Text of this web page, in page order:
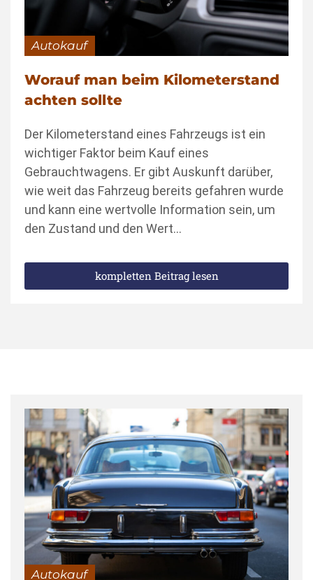
Autokauf
Worauf man beim Kilometerstand
achten sollte
Der Kilometerstand eines Fahrzeugs ist ein
wichtiger Faktor beim Kauf eines
Gebrauchtwagens. Er gibt Auskunft darüber,
wie weit das Fahrzeug bereits gefahren wurde
und kann eine wertvolle Information sein, um
den Zustand und den Wert…
kompletten Beitrag lesen
Autokauf